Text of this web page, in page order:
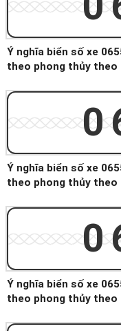
Ý nghĩa biển số xe
theo phong thủy
Ý nghĩa biển số xe
theo phong thủy
Ý nghĩa biển số xe
theo phong thủy